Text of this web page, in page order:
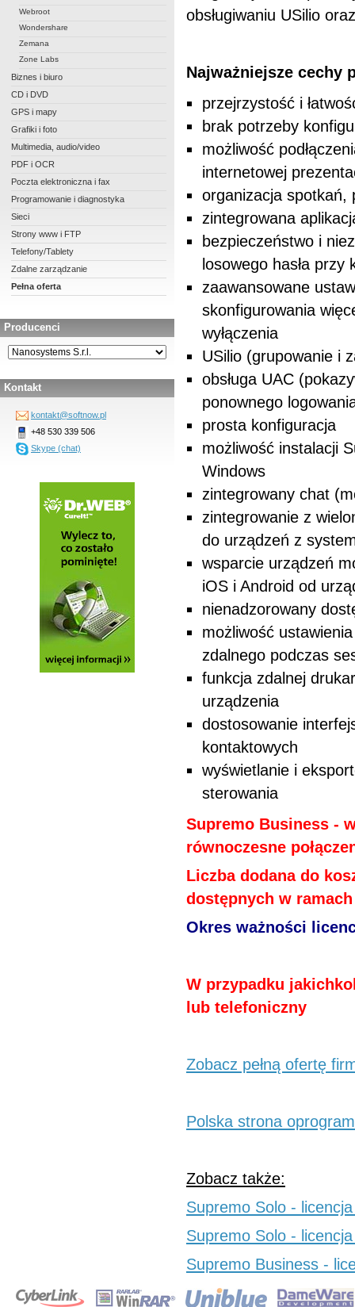
Webroot
Wondershare
Zemana
Zone Labs
Biznes i biuro
CD i DVD
GPS i mapy
Grafiki i foto
Multimedia, audio/video
PDF i OCR
Poczta elektroniczna i fax
Programowanie i diagnostyka
Sieci
Strony www i FTP
Telefony/Tablety
Zdalne zarządzanie
Pełna oferta
Producenci
Kontakt
kontakt@softnow.pl
+48 530 339 506
Skype (chat)
obsługiwaniu USilio
Najważniejsze cechy
przejrzystość i
brak potrzeby
możliwość
internetowej
organizacja spotkań,
zintegrowana
bezpieczeństwo i
losowego hasła
zaawansowane
skonfigurowania
wyłączenia
USilio (grupowanie i
obsługa UAC
ponownego
prosta konfiguracja
możliwość instalacji
Windows
zintegrowany chat
zintegrowanie z
do urządzeń z
wsparcie urządzeń
iOS i Android od
nienadzorowany
możliwość
zdalnego podczas
funkcja zdalnej
urządzenia
dostosowanie
kontaktowych
wyświetlanie i
sterowania
Supremo Business -
równoczesne
Liczba dodana do
dostępnych w
Okres ważności
W przypadku
lub telefoniczny
Zobacz pełną ofertę
Polska strona
Zobacz także:
Supremo Solo -
Supremo Solo -
Supremo Business -